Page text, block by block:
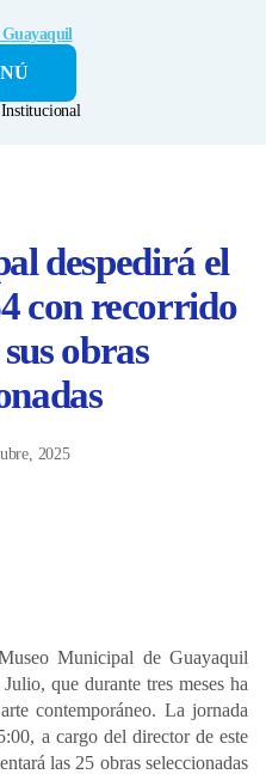
despedirá el
con recorrido
obras
2025
Municipal de Guayaquil
que durante tres meses ha
contemporáneo. La jornada
a cargo del director de este
las 25 obras seleccionadas